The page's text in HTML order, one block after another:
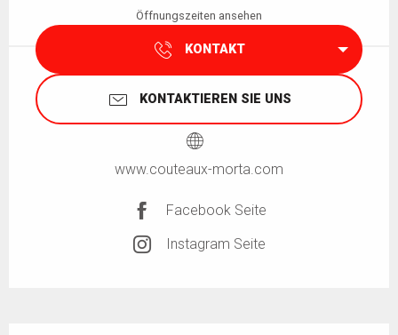
Öffnungszeiten ansehen
KONTAKT
KONTAKTIEREN SIE UNS
www.couteaux-morta.com
Facebook Seite
Instagram Seite